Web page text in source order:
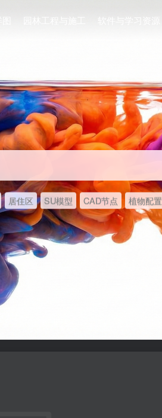
园林工程与施工 软件与学习资源
居住区 SU模型 CAD节点 植物配置